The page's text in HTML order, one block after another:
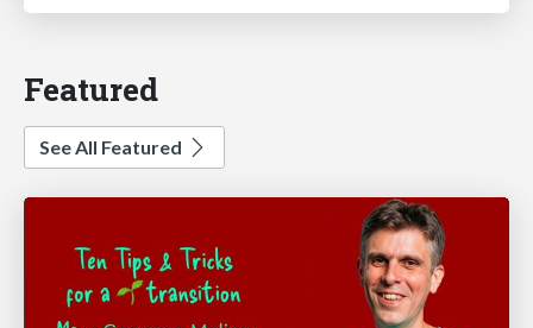
Featured
See All Featured